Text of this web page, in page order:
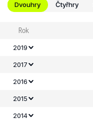
Dvouhry Čtyřhry
Rok
2019
2017
2016
2015
2014